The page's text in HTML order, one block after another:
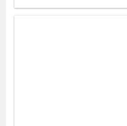
hạng5.00